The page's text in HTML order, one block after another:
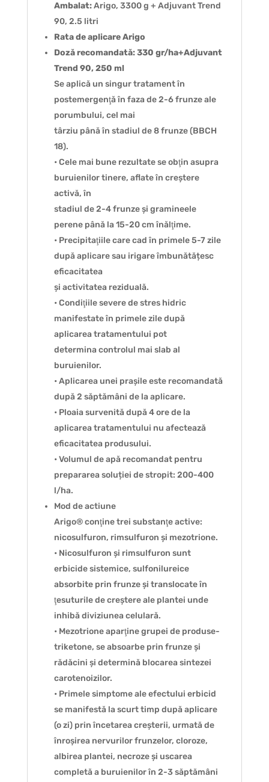
Ambalat:Arigo, 3300 g + Adjuvant Trend
90, 2.5 litri
Rata de aplicare Arigo
Doză recomandată: 330 gr/ha+Adjuvant
Trend 90, 250 ml
Se aplică un singur tratament în
postemergenţă în faza de 2-6 frunze ale
porumbului, cel mai
târziu până în stadiul de 8 frunze (BBCH
18).
• Cele mai bune rezultate se obţin asupra
buruienilor tinere, aflate în creștere
activă, în
stadiul de 2-4 frunze și gramineele
perene până la 15-20 cm înălţime.
• Precipitaţiile care cad în primele 5-7 zile
după aplicare sau irigare îmbunătățesc
eficacitatea
și activitatea reziduală.
• Condiţiile severe de stres hidric
manifestate în primele zile după
aplicarea tratamentului pot
determina controlul mai slab al
buruienilor.
• Aplicarea unei prașile este recomandată
după 2 săptămâni de la aplicare.
• Ploaia survenită după 4 ore de la
aplicarea tratamentului nu afectează
eficacitatea produsului.
• Volumul de apă recomandat pentru
prepararea soluției de stropit: 200-400
l/ha.
Mod de actiune
Arigo® conţine trei substanţe active:
nicosulfuron, rimsulfuron și mezotrione.
• Nicosulfuron și rimsulfuron sunt
erbicide sistemice, sulfonilureice
absorbite prin frunze și translocate în
ţesuturile de creștere ale plantei unde
inhibă diviziunea celulară.
• Mezotrione aparţine grupei de produse-
triketone, se absoarbe prin frunze și
rădăcini și determină blocarea sintezei
carotenoizilor.
• Primele simptome ale efectului erbicid
se manifestă la scurt timp după aplicare
(o zi) prin încetarea creșterii, urmată de
înroșirea nervurilor frunzelor, cloroze,
albirea plantei, necroze și uscarea
completă a buruienilor în 2-3 săptămâni